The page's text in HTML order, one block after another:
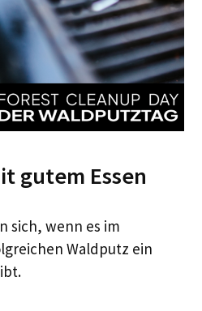
gutem Essen
sich, wenn es im
Waldputz ein